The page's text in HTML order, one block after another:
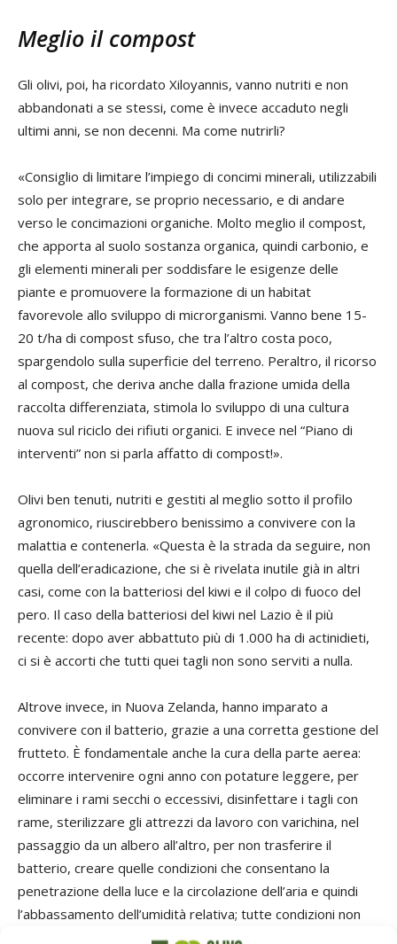
Meglio il compost
Gli olivi, poi, ha ricordato Xiloyannis, vanno nutriti e non
abbandonati a se stessi, come è invece accaduto negli
ultimi anni, se non decenni. Ma come nutrirli?
«Consiglio di limitare l’impiego di concimi minerali, utilizzabili
solo per integrare, se proprio necessario, e di andare
verso le concimazioni organiche. Molto meglio il compost,
che apporta al suolo sostanza organica, quindi carbonio, e
gli elementi minerali per soddisfare le esigenze delle
piante e promuovere la formazione di un habitat
favorevole allo sviluppo di microrganismi. Vanno bene 15-
20 t/ha di compost sfuso, che tra l’altro costa poco,
spargendolo sulla superficie del terreno. Peraltro, il ricorso
al compost, che deriva anche dalla frazione umida della
raccolta differenziata, stimola lo sviluppo di una cultura
nuova sul riciclo dei rifiuti organici. E invece nel “Piano di
interventi” non si parla affatto di compost!».
Olivi ben tenuti, nutriti e gestiti al meglio sotto il profilo
agronomico, riuscirebbero benissimo a convivere con la
malattia e contenerla. «Questa è la strada da seguire, non
quella dell’eradicazione, che si è rivelata inutile già in altri
casi, come con la batteriosi del kiwi e il colpo di fuoco del
pero. Il caso della batteriosi del kiwi nel Lazio è il più
recente: dopo aver abbattuto più di 1.000 ha di actinidieti,
ci si è accorti che tutti quei tagli non sono serviti a nulla.
Altrove invece, in Nuova Zelanda, hanno imparato a
convivere con il batterio, grazie a una corretta gestione del
frutteto. È fondamentale anche la cura della parte aerea:
occorre intervenire ogni anno con potature leggere, per
eliminare i rami secchi o eccessivi, disinfettare i tagli con
rame, sterilizzare gli attrezzi da lavoro con varichina, nel
passaggio da un albero all’altro, per non trasferire il
batterio, creare quelle condizioni che consentano la
penetrazione della luce e la circolazione dell’aria e quindi
l’abbassamento dell’umidità relativa; tutte condizioni non
favorevoli per lo sviluppo dei patogeni».